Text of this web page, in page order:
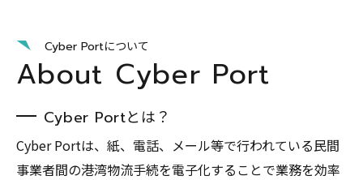
Cyber Portについて
About Cyber Port
Cyber Portとは？
Cyber Portは、紙、電話、メール等で行われている民間
事業者間の港湾物流手続を電子化することで業務を効率